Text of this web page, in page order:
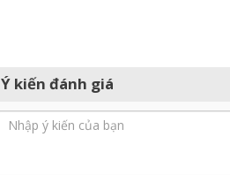
Ý kiến đánh giá